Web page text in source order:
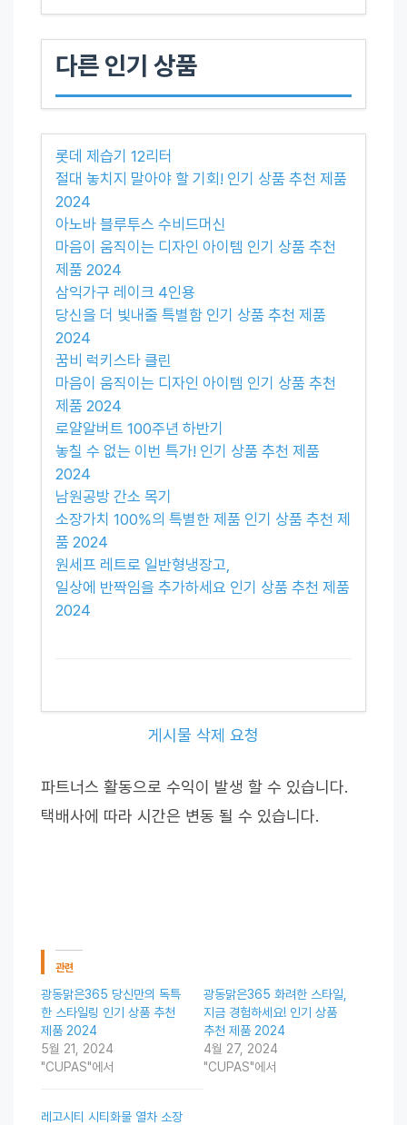
다른 인기 상품
롯데 제습기 12리터
절대 놓치지 말아야 할 기회! 인기 상품 추천 제품
2024
아노바 블루투스 수비드머신
마음이 움직이는 디자인 아이템 인기 상품 추천
제품 2024
삼익가구 레이크 4인용
당신을 더 빛내줄 특별함 인기 상품 추천 제품
2024
꿈비 럭키스타 클린
마음이 움직이는 디자인 아이템 인기 상품 추천
제품 2024
로얄알버트 100주년 하반기
놓칠 수 없는 이번 특가! 인기 상품 추천 제품
2024
남원공방 간소 목기
소장가치 100%의 특별한 제품 인기 상품 추천 제
품 2024
원세프 레트로 일반형냉장고,
일상에 반짝임을 추가하세요 인기 상품 추천 제품
2024
게시물 삭제 요청
파트너스 활동으로 수익이 발생 할 수 있습니다.
택배사에 따라 시간은 변동 될 수 있습니다.
관련
광동맑은365 당신만의 독특
한 스타일링 인기 상품 추천
제품 2024
5월 21, 2024
"CUPAS"에서
광동맑은365 화려한 스타일,
지금 경험하세요! 인기 상품
추천 제품 2024
4월 27, 2024
"CUPAS"에서
레고시티 시티화물 열차 소장